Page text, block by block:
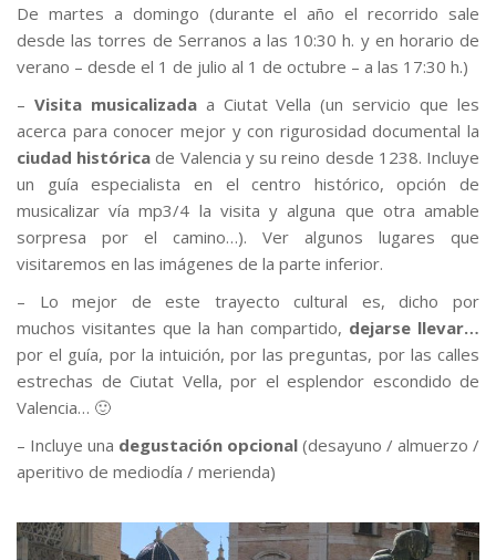
De martes a domingo (durante el año el recorrido sale
desde las torres de Serranos a las 10:30 h. y en horario de
verano – desde el 1 de julio al 1 de octubre – a las 17:30 h.)
– Visita musicalizadaa Ciutat Vella (un servicio que les
acerca para conocer mejor y con rigurosidad documental la
ciudad histórica de Valencia y su reino desde 1238. Incluye
un guía especialista en el centro histórico, opción de
musicalizar vía mp3/4 la visita y alguna que otra amable
sorpresa por el camino…). Ver algunos lugares que
visitaremos en las imágenes de la parte inferior.
– Lo mejor de este trayecto cultural es, dicho por
muchos visitantes que la han compartido, dejarse llevar…
por el guía, por la intuición, por las preguntas, por las calles
estrechas de Ciutat Vella, por el esplendor escondido de
Valencia… 🙂
– Incluye una degustación opcional (desayuno / almuerzo /
aperitivo de mediodía / merienda)